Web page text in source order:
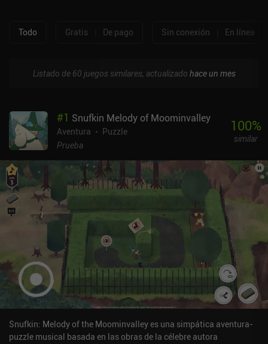
Todo Gratis De pago Sin conexión En línea
Listado de 60 juegos similares, actualizado hace un mes
#1 Snufkin Melody of Moominvalley
Aventura
Puzzle
Prueba
100%
similar
Snufkin: Melody of the Moominvalley es una simpática aventura-
puzzle musical basada en las obras de la célebre autora